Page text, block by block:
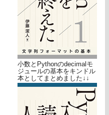
小数とPythonのdecimalモ
ジュールの基本をキンドル
本としてまとめました↓↓